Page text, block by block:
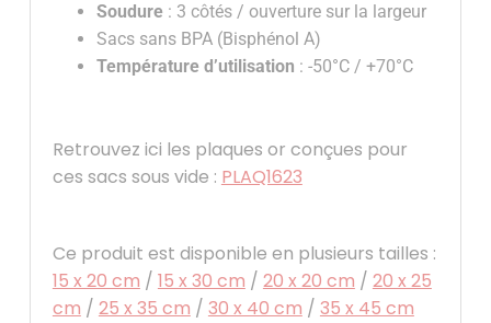
Soudure : 3 côtés / ouverture sur la largeur
Sacs sans BPA (Bisphénol A)
Température d’utilisation : -50°C / +70°C
Retrouvez ici les plaques or conçues pour
ces sacs sous vide : PLAQ1623
Ce produit est disponible en plusieurs tailles :
15 x 20 cm / 15 x 30 cm / 20 x 20 cm / 20 x 25
cm / 25 x 35 cm / 30 x 40 cm / 35 x 45 cm